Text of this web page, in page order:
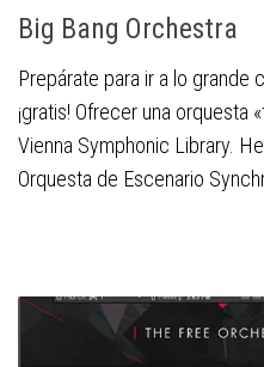
Big Bang Orchestra
Prepárate para ir a lo grande
¡gratis! Ofrecer una orquesta
Vienna Symphonic Library.
Orquesta de Escenario